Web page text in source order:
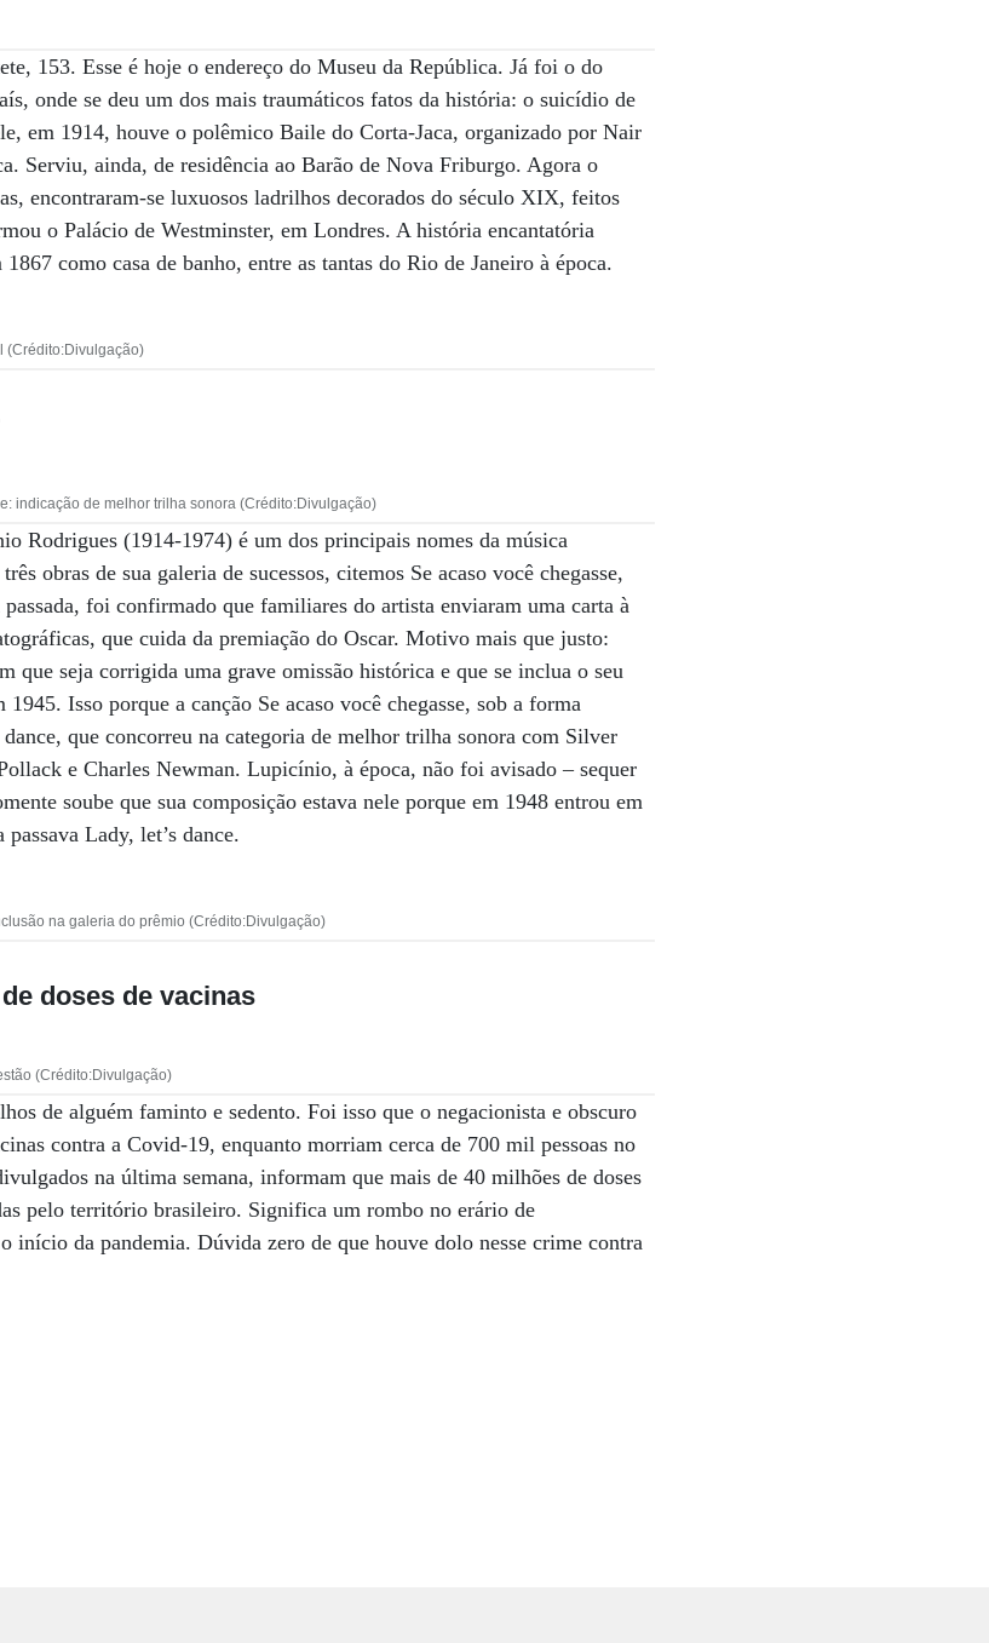
153. Esse é hoje o endereço do Museu da República. Já foi o do
onde se deu um dos mais traumáticos fatos da história: o suicídio de
em 1914, houve o polêmico Baile do Corta-Jaca, organizado por Nair
Serviu, ainda, de residência ao Barão de Nova Friburgo. Agora o
encontraram-se luxuosos ladrilhos decorados do século XIX, feitos
o Palácio de Westminster, em Londres. A história encantatória
como casa de banho, entre as tantas do Rio de Janeiro à época.
(Crédito:Divulgação)
indicação de melhor trilha sonora (Crédito:Divulgação)
Rodrigues (1914-1974) é um dos principais nomes da música
obras de sua galeria de sucessos, citemos Se acaso você chegasse,
foi confirmado que familiares do artista enviaram uma carta à
que cuida da premiação do Oscar. Motivo mais que justo:
que seja corrigida uma grave omissão histórica e que se inclua o seu
Isso porque a canção Se acaso você chegasse, sob a forma
que concorreu na categoria de melhor trilha sonora com Silver
e Charles Newman. Lupicínio, à época, não foi avisado – sequer
soube que sua composição estava nele porque em 1948 entrou em
Lady, let’s dance.
na galeria do prêmio (Crédito:Divulgação)
doses de vacinas
(Crédito:Divulgação)
de alguém faminto e sedento. Foi isso que o negacionista e obscuro
contra a Covid-19, enquanto morriam cerca de 700 mil pessoas no
na última semana, informam que mais de 40 milhões de doses
pelo território brasileiro. Significa um rombo no erário de
início da pandemia. Dúvida zero de que houve dolo nesse crime contra